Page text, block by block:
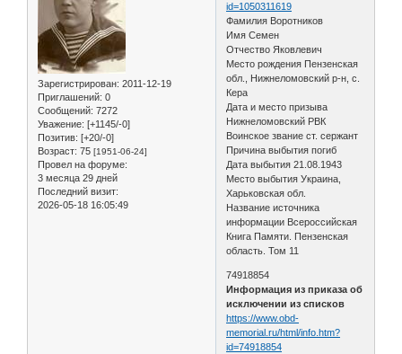
Зарегистрирован: 2011-12-19
Приглашений: 0
Сообщений: 7272
Уважение: [+1145/-0]
Позитив: [+20/-0]
Возраст: 75 [1951-06-24]
Провел на форуме:
3 месяца 29 дней
Последний визит:
2026-05-18 16:05:49
id=1050311619
Фамилия Воротников
Имя Семен
Отчество Яковлевич
Место рождения Пензенская
обл., Нижнеломовский р-н, с.
Кера
Дата и место призыва
Нижнеломовский РВК
Воинское звание ст. сержант
Причина выбытия погиб
Дата выбытия 21.08.1943
Место выбытия Украина,
Харьковская обл.
Название источника
информации Всероссийская
Книга Памяти. Пензенская
область. Том 11
74918854
Информация из приказа об
исключении из списков
https://www.obd-
memorial.ru/html/info.htm?
id=74918854